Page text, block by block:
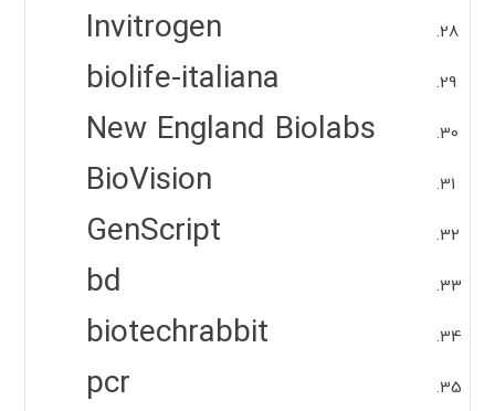
Invitrogen
biolife-italiana
New England Biolabs
BioVision
GenScript
bd
biotechrabbit
pcr